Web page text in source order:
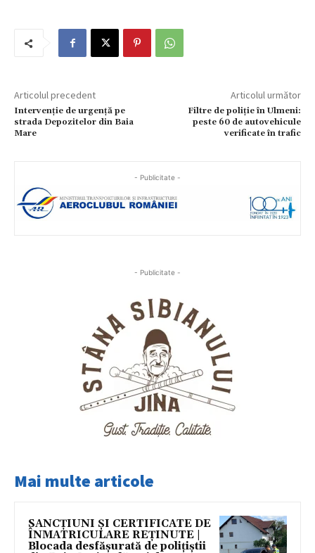
Articolul precedent
Intervenție de urgență pe
strada Depozitelor din Baia
Mare
Articolul următor
Filtre de poliție în Ulmeni:
peste 60 de autovehicule
verificate în trafic
- Publicitate -
- Publicitate -
Mai multe articole
SANCȚIUNI ȘI CERTIFICATE DE
ÎNMATRICULARE REȚINUTE |
Blocada desfășurată de polițiștii